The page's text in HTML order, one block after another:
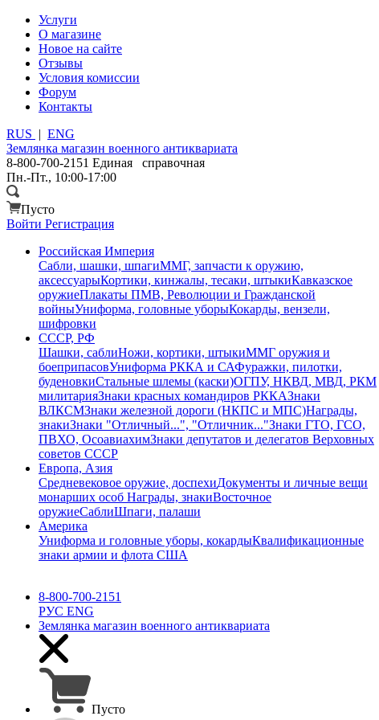
Услуги
О магазине
Новое на сайте
Отзывы
Условия комиссии
Форум
Контакты
RUS | ENG
Землянка магазин военного антиквариата
8-800-700-2151 Единая справочная
Пн.-Пт., 10:00-17:00
Пусто
Войти Регистрация
Российская Империя
Сабли, шашки, шпагиММГ, запчасти к оружию,
аксессуарыКортики, кинжалы, тесаки, штыкиКавказское
оружиеПлакаты ПМВ, Революции и Гражданской
войныУниформа, головные уборыКокарды, вензели,
шифровки
СССР, РФ
Шашки, саблиНожи, кортики, штыкиММГ оружия и
боеприпасовУниформа РККА и САФуражки, пилотки,
буденовкиСтальные шлемы (каски)ОГПУ, НКВД, МВД, РКМ
милитарияЗнаки красных командиров РККАЗнаки
ВЛКСМЗнаки железной дороги (НКПС и МПС)Награды,
знакиЗнаки "Отличный...", "Отличник..."Знаки ГТО, ГСО,
ПВХО, ОсоавиахимЗнаки депутатов и делегатов Верховных
советов СССР
Европа, Азия
Средневековое оружие, доспехиДокументы и личные вещи
монарших особ Награды, знакиВосточное
оружиеСаблиШпаги, палаши
Америка
Униформа и головные уборы, кокардыКвалификационные
знаки армии и флота США
8-800-700-2151
РУС ENG
Землянка магазин военного антиквариата
Пусто